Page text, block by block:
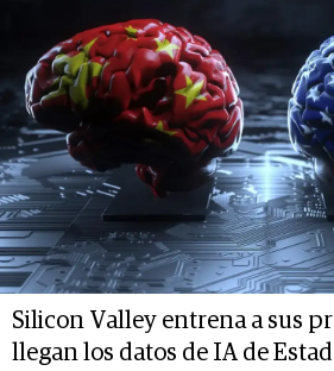
Silicon Valley entrena a sus
llegan los datos de IA de